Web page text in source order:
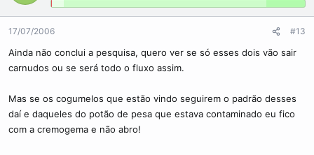
17/07/2006 #13
Ainda não conclui a pesquisa, quero ver se só esses dois vão sair
carnudos ou se será todo o fluxo assim.
Mas se os cogumelos que estão vindo seguirem o padrão desses
daí e daqueles do potão de pesa que estava contaminado eu fico
com a cremogema e não abro!